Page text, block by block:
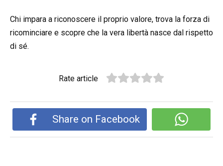
Chi impara a riconoscere il proprio valore, trova la forza di
ricominciare e scopre che la vera libertà nasce dal rispetto
di sé.
Rate article
Share on Facebook